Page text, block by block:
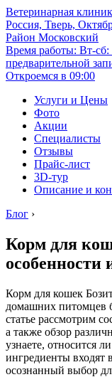
Ветеринарная
Россия, Тверь,
Район Московский
Время работы: Вт-
предварительной
Откроемся в 09:00
Услуги и Цены
Фото
Акции
Специалисты
Отзывы
Прайс-лист
3D-тур
Описание и
Блог ›
Корм для
особенности
Корм для кошек
домашних питомцев
статье рассмотрим
а также обзор
узнаете, относится
ингредиенты входят
осознанный выбор